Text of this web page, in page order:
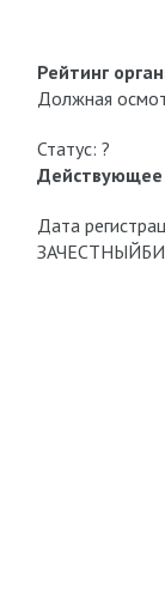
Рейтинг
Должная
Статус: ?
Действующее
Дата